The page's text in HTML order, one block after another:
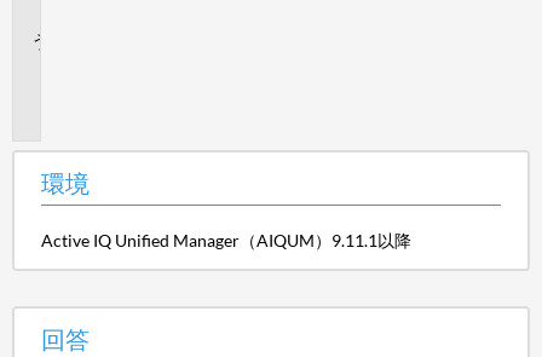
環境
Active IQ Unified Manager（AIQUM）9.11.1以降
回答